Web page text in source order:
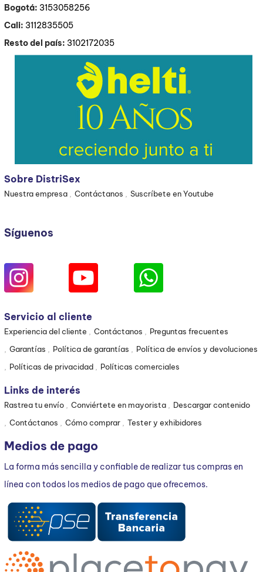
Bogotá: 3153058256
Cali: 3112835505
Resto del país: 3102172035
Sobre DistriSex
Nuestra empresa Contáctanos Suscríbete en Youtube
Síguenos
Servicio al cliente
Experiencia del cliente Contáctanos
Preguntas frecuentes
Garantías
Política de garantías
Política de envíos y devoluciones
Políticas de privacidad
Políticas comerciales
Links de interés
Rastrea tu envío Conviértete en mayorista
Descargar contenido
Contáctanos
Cómo comprar Tester y exhibidores
Medios de pago
La forma más sencilla y confiable de realizar tus compras en
línea con todos los medios de pago que ofrecemos.